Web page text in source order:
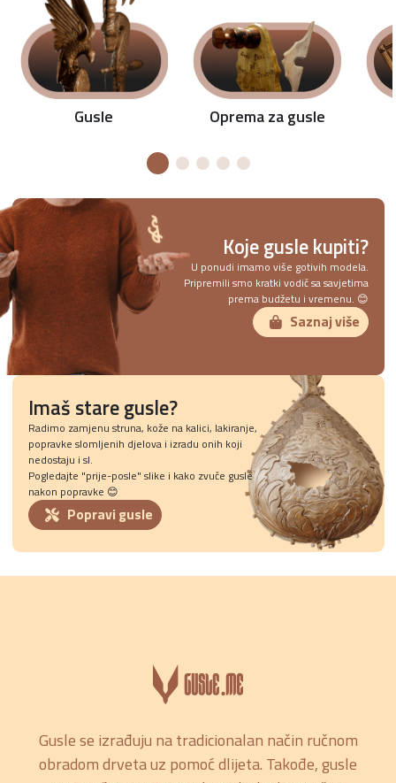
Gusle Oprema za gusle
Koje gusle kupiti?
U ponudi imamo više gotivih modela.
Pripremili smo kratki vodič sa savjetima
prema budžetu i vremenu. 😊
Saznaj više
Imaš stare gusle?
Radimo zamjenu struna, kože na kalici, lakiranje,
popravke slomljenih djelova i izradu onih koji
nedostaju i sl.
Pogledajte "prije-posle" slike i kako zvuče gusle
nakon popravke 😊
Popravi gusle
Gusle se izrađuju na tradicionalan način ručnom
obradom drveta uz pomoć dlijeta. Takođe, gusle